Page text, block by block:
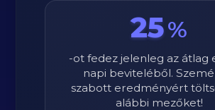
25%
-ot fedez jelenleg az átlag
napi beviteléből.
szabott eredményért
alábbi mezőket!